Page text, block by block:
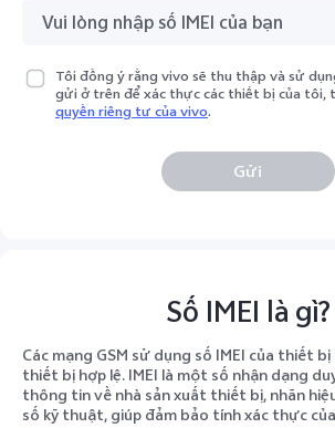
Việt Nam | Chọn quốc
Tôi đồng ý rằng vivo sẽ thu thập và sử
gửi ở trên để xác thực các thiết bị của tôi,
quyền riêng tư của vivo.
Gửi
Số IMEI là gì?
Các mạng GSM sử dụng số IMEI của thiết
thiết bị hợp lệ. IMEI là một số nhận dạng
thông tin về nhà sản xuất thiết bị, nhãn
số kỹ thuật, giúp đảm bảo tính xác thực